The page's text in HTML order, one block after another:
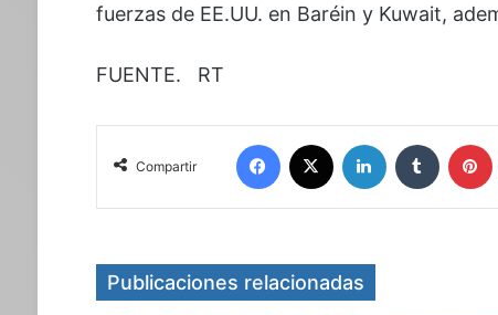
fuerzas de EE.UU. en Baréin y Kuwait,
FUENTE. RT
Compartir
Facebook LinkedIn Tumblr
Publicaciones relacionadas